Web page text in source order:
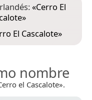
«Cerro El
»
El Cascalote»
nombre
el Cascalote».